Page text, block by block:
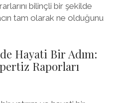
bilinçli bir şekilde
tam olarak ne olduğunu
Hayati Bir Adım:
Raporları